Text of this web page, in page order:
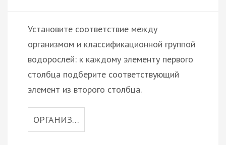
Установите соответствие между
организмом и классификационной группой
водорослей: к каждому элементу первого
столбца подберите соответствующий
элемент из второго столбца.
ОРГАНИЗ…